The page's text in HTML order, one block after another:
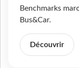
Benchmarks
Bus&Car.
Découvrir